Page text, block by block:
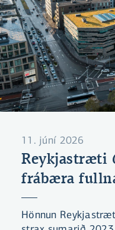
11. júní 2026
Reykjastræti
frábæra
Hönnun